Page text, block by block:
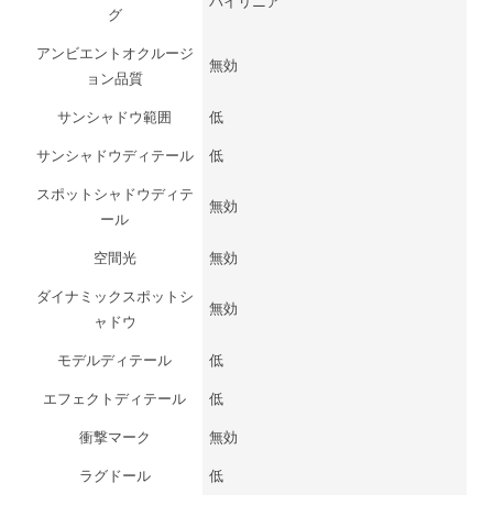
グ
アンビエントオクルージ
ョン品質
無効
サンシャドウ範囲 低
サンシャドウディテール 低
スポットシャドウディテ
ール
無効
空間光 無効
ダイナミックスポットシ
ャドウ
無効
モデルディテール 低
エフェクトディテール 低
衝撃マーク 無効
ラグドール 低